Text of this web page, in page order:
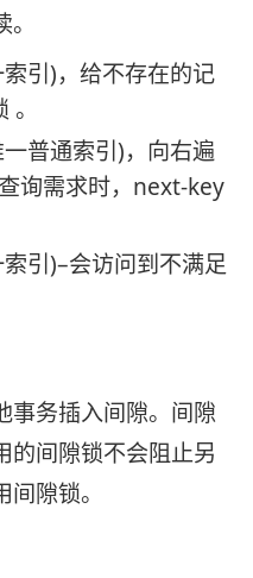
引)，给不存在的记
普通索引)，向右遍
询需求时，next-key
引)–会访问到不满足
事务插入间隙。间隙
的间隙锁不会阻止另
隙锁。